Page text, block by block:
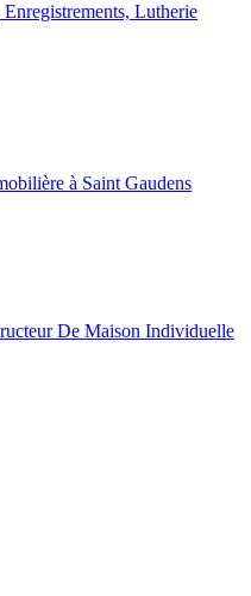
Lutherie
à Saint Gaudens
De Maison Individuelle